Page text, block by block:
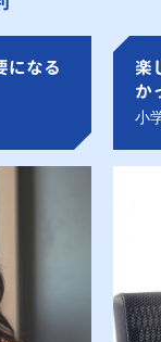
になる
楽
か
小